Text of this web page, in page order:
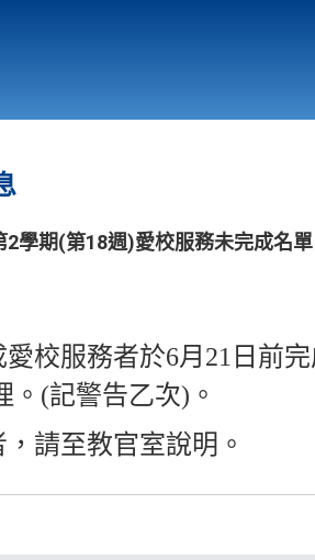
2學期(第18週)愛校服務未完成名單
愛校服務者於6月21日前
。(記警告乙次)。
請至教官室說明。